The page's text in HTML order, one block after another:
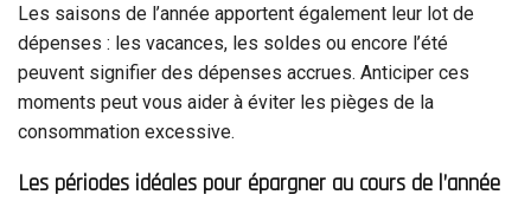
Les saisons de l’année apportent également leur lot de
dépenses : les vacances, les soldes ou encore l’été
peuvent signifier des dépenses accrues. Anticiper ces
moments peut vous aider à éviter les pièges de la
consommation excessive.
Les périodes idéales pour épargner au cours de l’année